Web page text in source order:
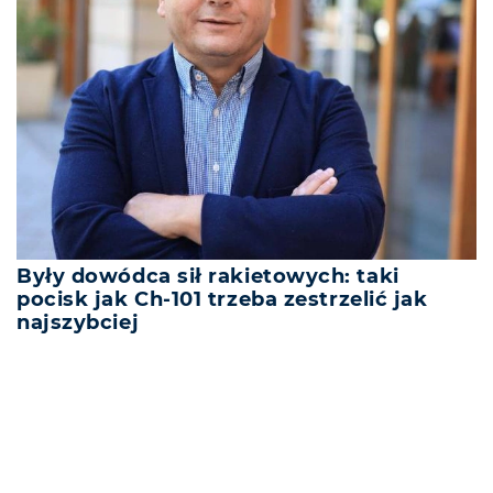
Były dowódca sił rakietowych: taki
pocisk jak Ch-101 trzeba zestrzelić jak
najszybciej